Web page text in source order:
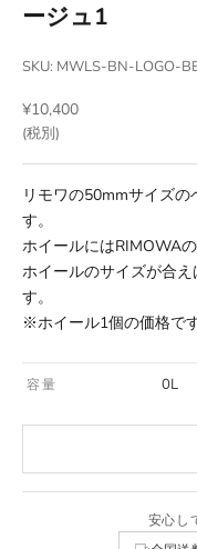
ージュ1
SKU: MWLS-BN-LOGO-
セール価格
¥10,400
(税別)
リモワの50mmサイズ
す。
ホイールにはRIMOWA
ホイールのサイズが合
す。
※ホイール1個の価格です
容量 0L
安心し